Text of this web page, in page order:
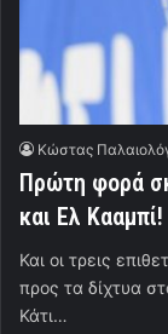
Κώστας
Πρώτη φορά
και Ελ
Και οι τρεις
προς τα δίχτυα
Κάτι…